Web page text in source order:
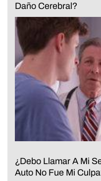
Daño Cerebral?
¿Debo Llamar A Mi
Auto No Fue Mi